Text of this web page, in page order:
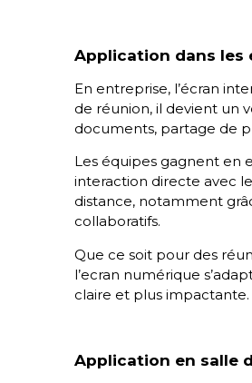
Application dans les
En entreprise, l’écran
de réunion, il devient un
documents, partage de
Les équipes gagnent en
interaction directe avec
distance, notamment
collaboratifs.
Que ce soit pour des
l’ecran numérique
claire et plus impactante.
Application en salle